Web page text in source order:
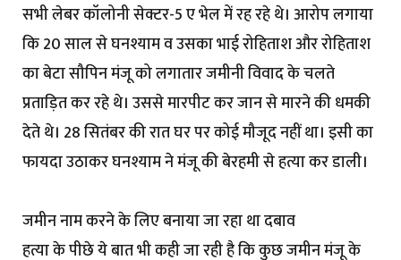
सभी लेबर कॉलोनी सेक्टर-5 ए भेल में रह रहे थे। आरोप लगाया
कि 20 साल से घनश्याम व उसका भाई रोहिताश और रोहिताश
का बेटा सौपिन मंजू को लगातार जमीनी विवाद के चलते
प्रताड़ित कर रहे थे। उससे मारपीट कर जान से मारने की धमकी
देते थे। 28 सितंबर की रात घर पर कोई मौजूद नहीं था। इसी का
फायदा उठाकर घनश्याम ने मंजू की बेरहमी से हत्या कर डाली।
जमीन नाम करने के लिए बनाया जा रहा था दबाव
हत्या के पीछे ये बात भी कही जा रही है कि कुछ जमीन मंजू के